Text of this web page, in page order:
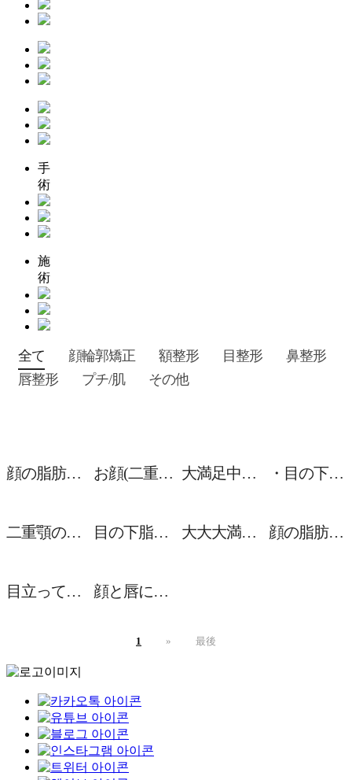
手
術
施
術
全て 顔輪郭矯正 額整形 目整形
鼻整形
唇整形
プチ/肌 その他
顔の脂肪吸引＆糸リフトから２週間目のレポ！ お顔(二重顎・頬)の脂肪吸引から２週間が経ちました~！ 大満足中の額縮小１ヵ月目レポ！ ・目の下脂肪再配置 ・前頬脂肪移植
二重顎の脂肪吸引をしてから２週間が経ちました ☺ 目の下脂肪再配置・脂肪移植して悩みを解決できました。術後１ヵ月目！ 大大大満足の額縮小、術後２週目レビュー！ 🙂 顔の脂肪吸引と糸リフトをしてから２週間目！
目立っていた二重顎の脂肪吸引 1ヶ月目のレポ 顔と唇にヒアルロン酸注入しました！
1 » 最後